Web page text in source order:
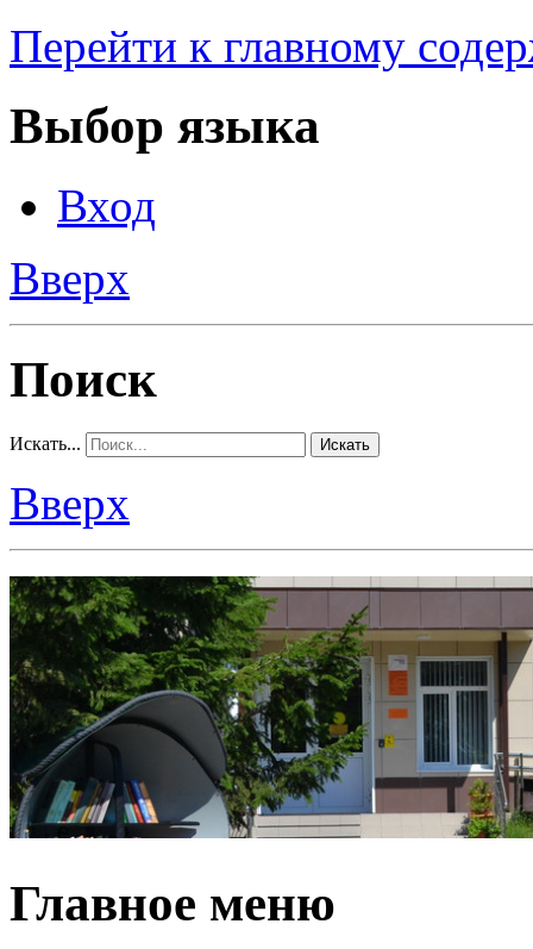
Перейти к главному
Выбор языка
Вход
Вверх
Поиск
Искать... Искать
Вверх
Главное меню